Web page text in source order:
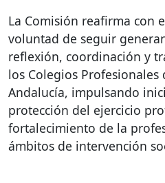
La Comisión reafirma con
voluntad de seguir
reflexión, coordinación y
los Colegios Profesionales
Andalucía, impulsando
protección del ejercicio
fortalecimiento de la
ámbitos de intervención